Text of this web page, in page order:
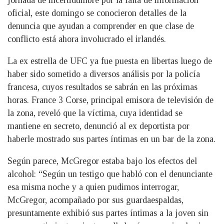
oficial, este domingo se conocieron detalles de la
denuncia que ayudan a comprender en que clase de
conflicto está ahora involucrado el irlandés.
La ex estrella de UFC ya fue puesta en libertas luego de
haber sido sometido a diversos análisis por la policía
francesa, cuyos resultados se sabrán en las próximas
horas. France 3 Corse, principal emisora de televisión de
la zona, reveló que la víctima, cuya identidad se
mantiene en secreto, denunció al ex deportista por
haberle mostrado sus partes íntimas en un bar de la zona.
Según parece, McGregor estaba bajo los efectos del
alcohol: “Según un testigo que habló con el denunciante
esa misma noche y a quien pudimos interrogar,
McGregor, acompañado por sus guardaespaldas,
presuntamente exhibió sus partes íntimas a la joven sin